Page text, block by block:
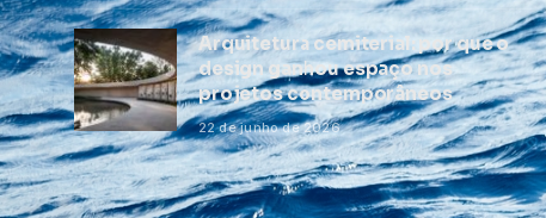
Arquitetura cemiterial: por que o
design ganhou espaço nos
projetos contemporâneos
22 de junho de 2026